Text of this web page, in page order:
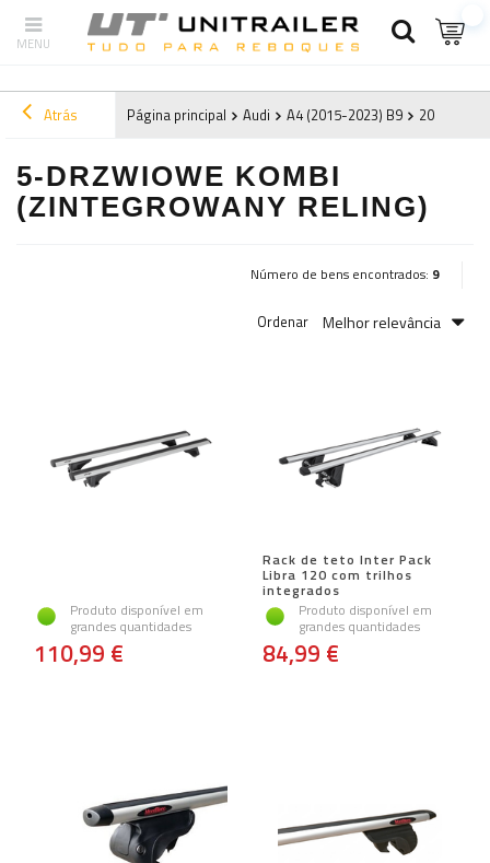
Atrás Página principal Audi A4 (2015-2023) B9 2020
5-DRZWIOWE KOMBI
(ZINTEGROWANY RELING)
Número de bens encontrados: 9
Ordenar Melhor relevância
Produto disponível em
grandes quantidades
110,99 €
Rack de teto Inter Pack
Libra 120 com trilhos
integrados
Produto disponível em
grandes quantidades
84,99 €